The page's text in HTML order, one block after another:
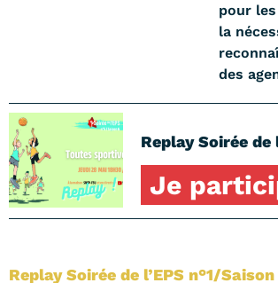
pour
la
des
Replay Soirée de
Je
Replay Soirée de l’EPS n°1/Saison